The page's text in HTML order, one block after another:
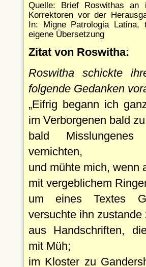
Quelle: Brief Roswithas an
Korrektoren vor der
In: Migne Patrologia Latina,
eigene Übersetzung
Zitat von Roswitha:
Roswitha schickte
folgende Gedanken
Eifrig begann ich
im Verborgenen bald
bald
vernichten,
und mühte mich, wenn
mit vergeblichem
um eines Textes
versuchte ihn zustande
aus Handschriften,
mit Müh;
im Kloster zu